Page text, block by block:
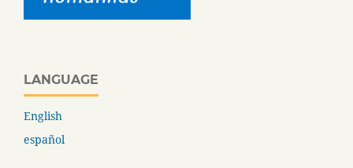
LANGUAGE
English
español